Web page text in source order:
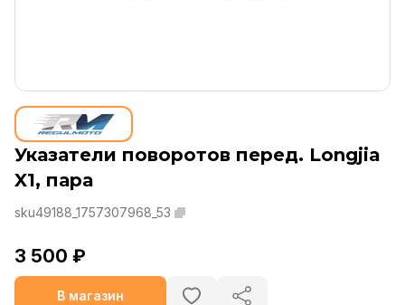
Указатели поворотов перед. Longjia
X1, пара
sku49188_1757307968_53
3 500 ₽
В магазин